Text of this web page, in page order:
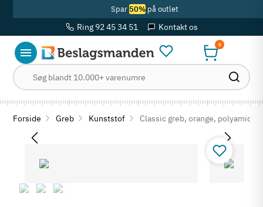
Spar 50%på outlet
Ring 92 45 34 51 Kontakt os
0
Forside Greb Kunststof Classic greb, orange, polyamid,